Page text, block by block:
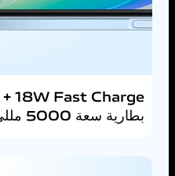
18W Fast Charge +
بطارية سعة 5000 مللي أمبير/ ساعة